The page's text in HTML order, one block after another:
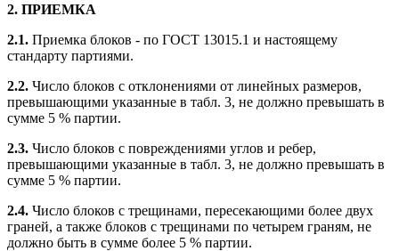
2. ПРИЕМКА
2.1. Приемка блоков - по ГОСТ 13015.1 и настоящему
стандарту партиями.
2.2. Число блоков с отклонениями от линейных размеров,
превышающими указанные в табл. 3, не должно превышать в
сумме 5 % партии.
2.3. Число блоков с повреждениями углов и ребер,
превышающими указанные в табл. 3, не должно превышать в
сумме 5 % партии.
2.4. Число блоков с трещинами, пересекающими более двух
граней, а также блоков с трещинами по четырем граням, не
должно быть в сумме более 5 % партии.